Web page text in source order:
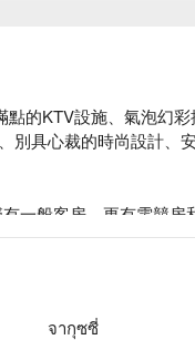
點的KTV設施、氣泡幻彩
別具心裁的時尚設計、
一般客房，更有電競房
จากุซซี่